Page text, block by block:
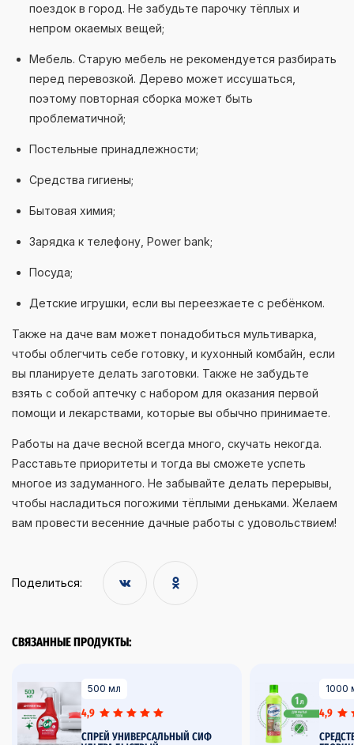
поездок в город. Не забудьте парочку тёплых и
непром окаемых вещей;
Мебель. Старую мебель не рекомендуется разбирать
перед перевозкой. Дерево может иссушаться,
поэтому повторная сборка может быть
проблематичной;
Постельные принадлежности;
Средства гигиены;
Бытовая химия;
Зарядка к телефону, Power bank;
Посуда;
Детские игрушки, если вы переезжаете с ребёнком.
Также на даче вам может понадобиться мультиварка,
чтобы облегчить себе готовку, и кухонный комбайн, если
вы планируете делать заготовки. Также не забудьте
взять с собой аптечку с набором для оказания первой
помощи и лекарствами, которые вы обычно принимаете.
Работы на даче весной всегда много, скучать некогда.
Расставьте приоритеты и тогда вы сможете успеть
многое из задуманного. Не забывайте делать перерывы,
чтобы насладиться погожими тёплыми деньками. Желаем
вам провести весенние дачные работы с удовольствием!
Поделиться:
СВЯЗАННЫЕ ПРОДУКТЫ:
4,9
500 мл
СПРЕЙ УНИВЕРСАЛЬНЫЙ СИФ
4,9
1000